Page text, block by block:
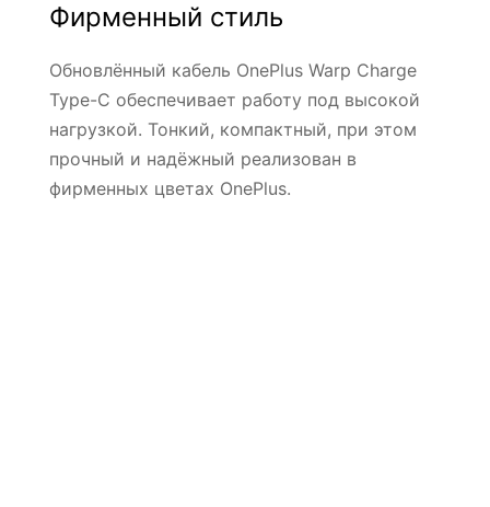
Фирменный стиль
Обновлённый кабель OnePlus Warp Charge
Type-C обеспечивает работу под высокой
нагрузкой. Тонкий, компактный, при этом
прочный и надёжный реализован в
фирменных цветах OnePlus.